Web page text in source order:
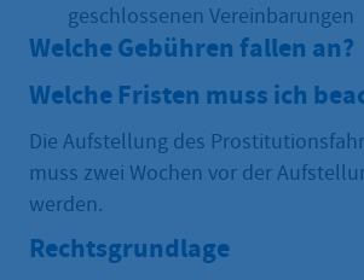
geschlossenen Vereinbarungen
Welche Gebühren fallen an?
Welche Fristen muss ich
Die Aufstellung des
muss zwei Wochen vor der
werden.
Rechtsgrundlage